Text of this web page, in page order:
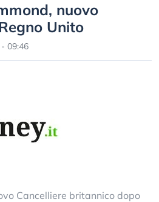
nuovo
Unito
09:46
Cancelliere britannico dopo